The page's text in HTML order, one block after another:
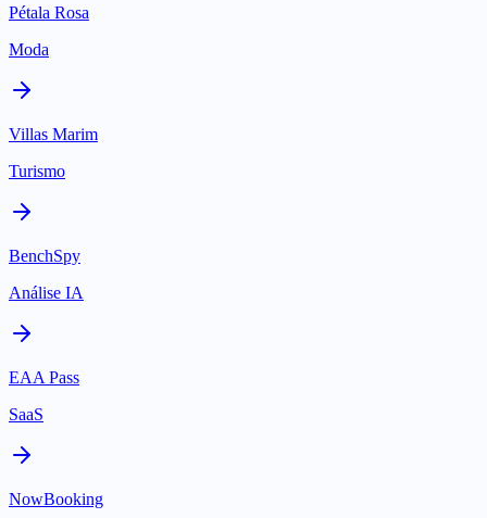
Pétala Rosa
Moda
Villas Marim
Turismo
BenchSpy
Análise IA
EAA Pass
SaaS
NowBooking